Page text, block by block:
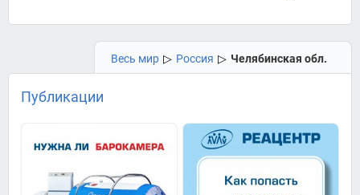
Весь мир ▷ Россия ▷ Челябинская обл.
Публикации